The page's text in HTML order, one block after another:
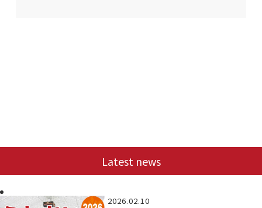
Latest news
2026.02.10